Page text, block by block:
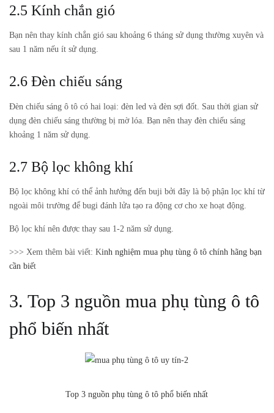
2.5 Kính chắn gió
Bạn nên thay kính chắn gió sau khoảng 6 tháng sử dụng thường xuyên và
sau 1 năm nếu ít sử dụng.
2.6 Đèn chiếu sáng
Đèn chiếu sáng ô tô có hai loại: đèn led và đèn sợi đốt. Sau thời gian sử
dụng đèn chiếu sáng thường bị mờ lóa. Bạn nên thay đèn chiếu sáng
khoảng 1 năm sử dụng.
2.7 Bộ lọc không khí
Bộ lọc không khí có thể ảnh hưởng đến buji bởi đây là bộ phận lọc khí từ
ngoài môi trường để bugi đánh lửa tạo ra động cơ cho xe hoạt động.
Bộ lọc khí nên được thay sau 1-2 năm sử dụng.
>>> Xem thêm bài viết: Kinh nghiệm mua phụ tùng ô tô chính hãng bạn
cần biết
3. Top 3 nguồn mua phụ tùng ô tô
phổ biến nhất
Top 3 nguồn phụ tùng ô tô phổ biến nhất